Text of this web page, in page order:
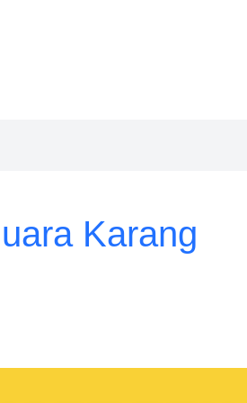
Karang